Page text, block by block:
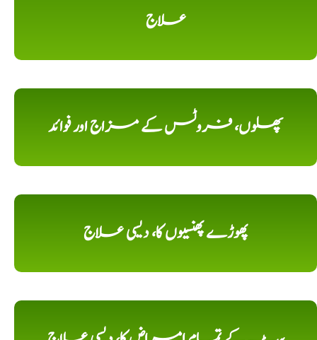
علاج
پھلوں، فروٹس کے مزاج اور فوائد
پھوڑے پھنسیوں کا، دیسی علاج